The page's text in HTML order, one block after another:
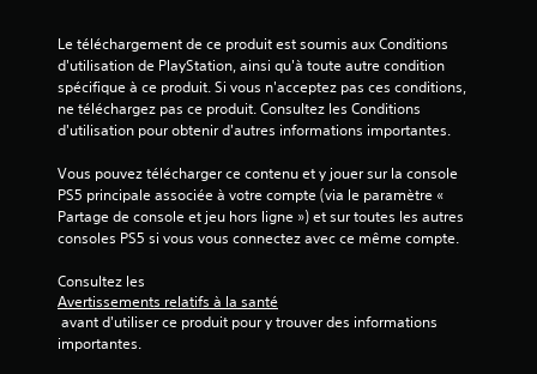
Le téléchargement de ce produit est soumis aux Conditions
d'utilisation de PlayStation, ainsi qu'à toute autre condition
spécifique à ce produit. Si vous n'acceptez pas ces conditions,
ne téléchargez pas ce produit. Consultez les Conditions
d'utilisation pour obtenir d'autres informations importantes.
Vous pouvez télécharger ce contenu et y jouer sur la console
PS5 principale associée à votre compte (via le paramètre «
Partage de console et jeu hors ligne ») et sur toutes les autres
consoles PS5 si vous vous connectez avec ce même compte.
Consultez les
Avertissements relatifs à la santé
importantes.